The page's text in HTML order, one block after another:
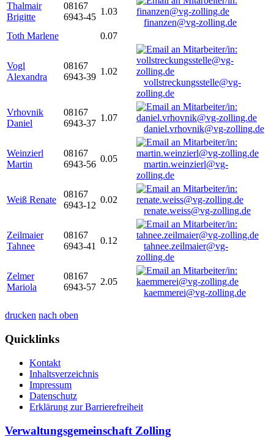
Thalmair
Brigitte
08167
6943-45
1.03
finanzen@vg-zolling.de
Toth Marlene
0.07
Vogl
Alexandra
08167
6943-39
1.02
vollstreckungsstelle@vg-
zolling.de
Vrhovnik
Daniel
08167
6943-37
1.07
daniel.vrhovnik@vg-zolling.de
Weinzierl
Martin
08167
6943-56
0.05
martin.weinzierl@vg-
zolling.de
Weiß Renate
08167
6943-12
0.02
renate.weiss@vg-zolling.de
Zeilmaier
Tahnee
08167
6943-41
0.12
tahnee.zeilmaier@vg-
zolling.de
Zelmer
Mariola
08167
6943-57
2.05
kaemmerei@vg-zolling.de
drucken nach oben
Quicklinks
Kontakt
Inhaltsverzeichnis
Impressum
Datenschutz
Erklärung zur Barrierefreiheit
Verwaltungsgemeinschaft Zolling